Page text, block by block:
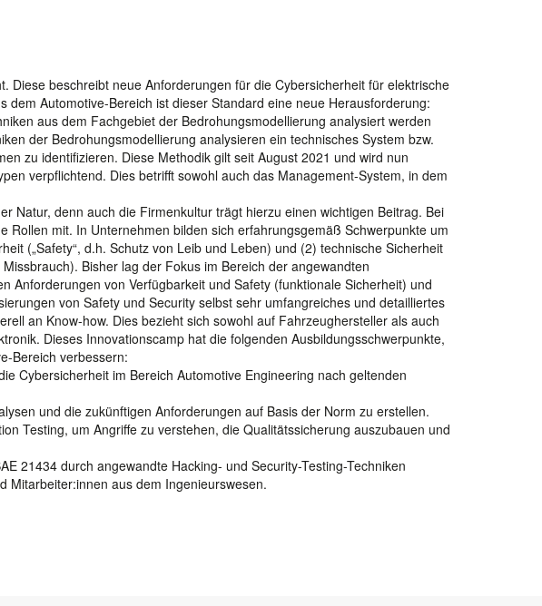
Diese beschreibt neue Anforderungen für die Cybersicherheit für elektrische
dem Automotive-Bereich ist dieser Standard eine neue Herausforderung:
aus dem Fachgebiet der Bedrohungsmodellierung analysiert werden
der Bedrohungsmodellierung analysieren ein technisches System bzw.
zu identifizieren. Diese Methodik gilt seit August 2021 und wird nun
verpflichtend. Dies betrifft sowohl auch das Management-System, in dem
Natur, denn auch die Firmenkultur trägt hierzu einen wichtigen Beitrag. Bei
Rollen mit. In Unternehmen bilden sich erfahrungsgemäß Schwerpunkte um
(„Safety“, d.h. Schutz von Leib und Leben) und (2) technische Sicherheit
Bisher lag der Fokus im Bereich der angewandten
Anforderungen von Verfügbarkeit und Safety (funktionale Sicherheit) und
von Safety und Security selbst sehr umfangreiches und detailliertes
an Know-how. Dies bezieht sich sowohl auf Fahrzeughersteller als auch
Dieses Innovationscamp hat die folgenden Ausbildungsschwerpunkte,
Bereich verbessern:
Cybersicherheit im Bereich Automotive Engineering nach geltenden
und die zukünftigen Anforderungen auf Basis der Norm zu erstellen.
Testing, um Angriffe zu verstehen, die Qualitätssicherung auszubauen und
21434 durch angewandte Hacking- und Security-Testing-Techniken
Mitarbeiter:innen aus dem Ingenieurswesen.